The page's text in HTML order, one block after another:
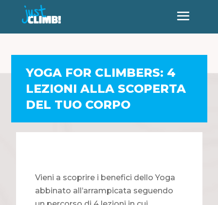
YOGA FOR CLIMBERS: 4
LEZIONI ALLA SCOPERTA
DEL TUO CORPO
Vieni a scoprire i benefici dello Yoga
abbinato all’arrampicata seguendo